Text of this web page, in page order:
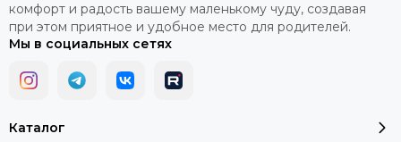
Каталог
комфорт и радость вашему маленькому чуду, создавая
при этом приятное и удобное место для родителей.
Мы в социальных сетях